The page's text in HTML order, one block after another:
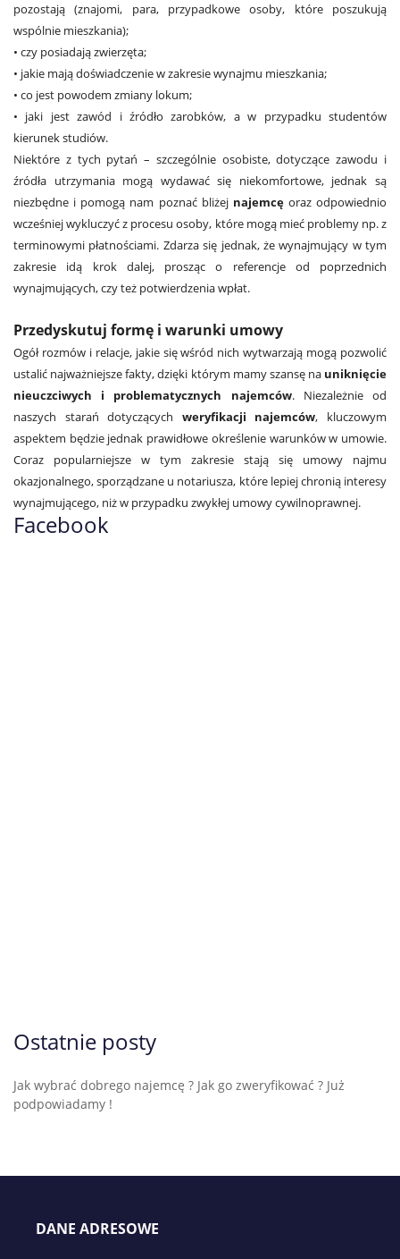
pozostają (znajomi, para, przypadkowe osoby, które poszukują
wspólnie mieszkania);
• czy posiadają zwierzęta;
• jakie mają doświadczenie w zakresie wynajmu mieszkania;
• co jest powodem zmiany lokum;
• jaki jest zawód i źródło zarobków, a w przypadku studentów
kierunek studiów.
Niektóre z tych pytań – szczególnie osobiste, dotyczące zawodu i
źródła utrzymania mogą wydawać się niekomfortowe, jednak są
niezbędne i pomogą nam poznać bliżej najemcęoraz odpowiednio
wcześniej wykluczyć z procesu osoby, które mogą mieć problemy np. z
terminowymi płatnościami. Zdarza się jednak, że wynajmujący w tym
zakresie idą krok dalej, prosząc o referencje od poprzednich
wynajmujących, czy też potwierdzenia wpłat.
Przedyskutuj formę i warunki umowy
Ogół rozmów i relacje, jakie się wśród nich wytwarzają mogą pozwolić
ustalić najważniejsze fakty, dzięki którym mamy szansę na uniknięcie
nieuczciwych i problematycznych najemców. Niezależnie od
naszych starań dotyczących weryfikacji najemców, kluczowym
aspektem będzie jednak prawidłowe określenie warunków w umowie.
Coraz popularniejsze w tym zakresie stają się umowy najmu
okazjonalnego, sporządzane u notariusza, które lepiej chronią interesy
wynajmującego, niż w przypadku zwykłej umowy cywilnoprawnej.
Facebook
Ostatnie posty
Jak wybrać dobrego najemcę ? Jak go zweryfikować ? Już
podpowiadamy !
DANE ADRESOWE